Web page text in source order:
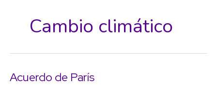
Cambio climático
Acuerdo de París